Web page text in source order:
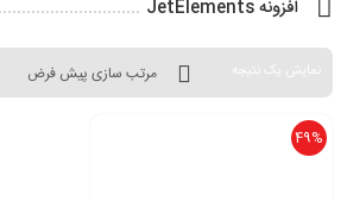
افزونه JetElements
نمایش یک نتیجه
49%